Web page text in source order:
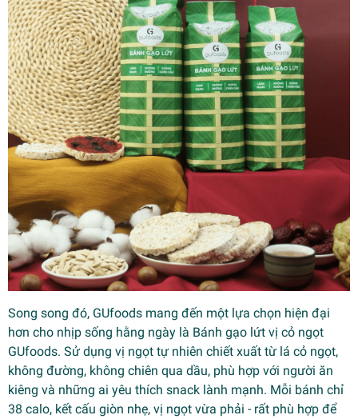
Song song đó, GUfoods mang đến một lựa chọn hiện đại
hơn cho nhịp sống hằng ngày là Bánh gạo lứt vị cỏ ngọt
GUfoods. Sử dụng vị ngọt tự nhiên chiết xuất từ lá cỏ ngọt,
không đường, không chiên qua dầu, phù hợp với người ăn
kiêng và những ai yêu thích snack lành mạnh. Mỗi bánh chỉ
38 calo, kết cấu giòn nhẹ, vị ngọt vừa phải - rất phù hợp để